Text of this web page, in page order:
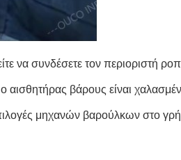
να συνδέσετε τον περιοριστή
αισθητήρας βάρους είναι
μηχανών βαρούλκων στο